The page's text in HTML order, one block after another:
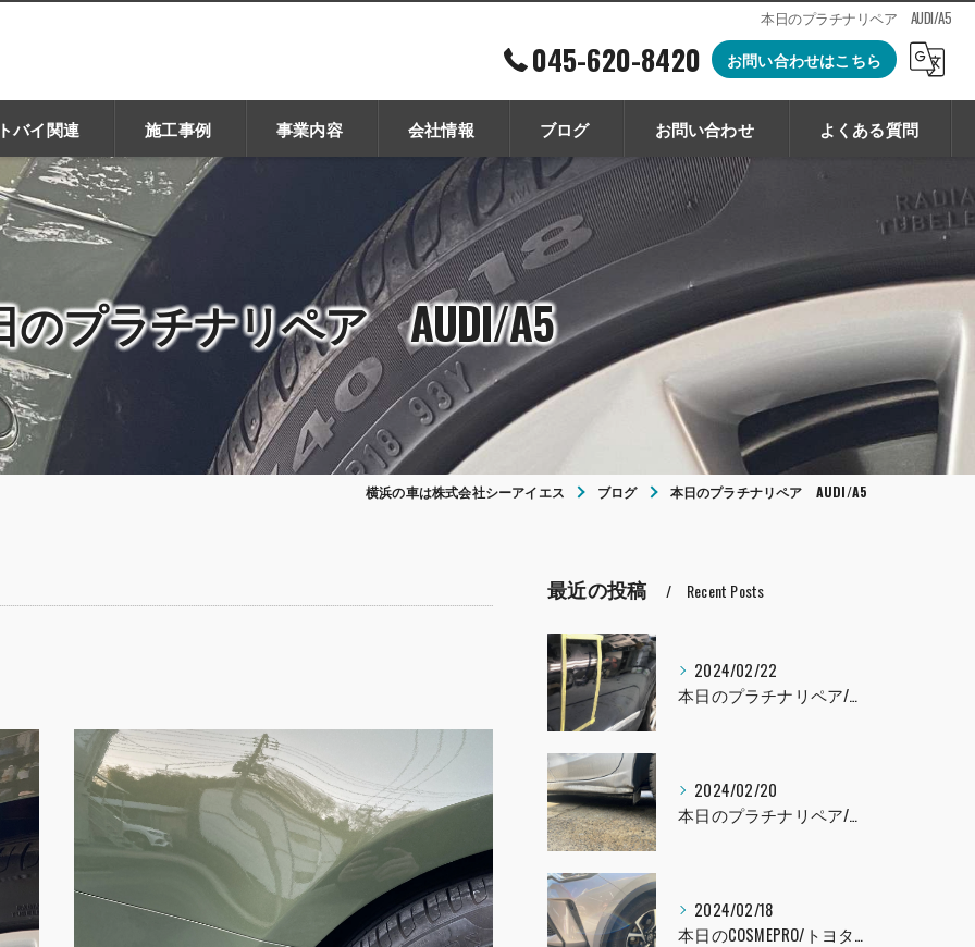
本日のプラチナリペア AUDI/A5
045-620-8420 お問い合わせはこちら
バイ関連 施工事例 事業内容 会社情報 ブログ お問い合わせ よくある質問
のプラチナリペア AUDI/A5
横浜の車は株式会社シーアイエス ブログ 本日のプラチナリペア AUDI/A5
最近の投稿 Recent Posts
2024/02/22
本日のプラチナリペア/レクサスLS460
2024/02/20
本日のプラチナリペア/インプレッサ
2024/02/18
本日のCOSMEPRO/トヨタ C-HR